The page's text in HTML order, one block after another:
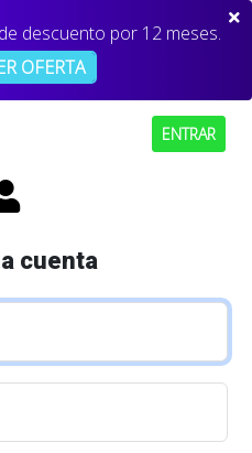
descuento por 12 meses.
OFERTA
ENTRAR
cuenta